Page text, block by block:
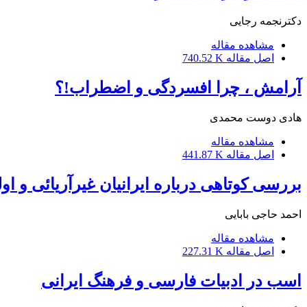
دکترنجمه رجایی
مشاهده مقاله
اصل مقاله 740.52 K
آرامش ، چرا افسردگی و اضطراب!؟
هادی دوست محمدی
مشاهده مقاله
اصل مقاله 441.87 K
بررسی کوتاهی درباره ایرانیان غیرآریائی و
احمد حاجی بابایی
مشاهده مقاله
اصل مقاله 227.31 K
اسب در ادبیات فارسی و فرهنگ ایرانی